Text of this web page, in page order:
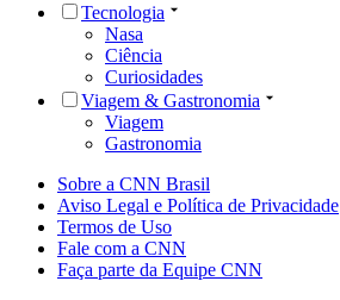
Tecnologia
Nasa
Ciência
Curiosidades
Viagem & Gastronomia
Viagem
Gastronomia
Sobre a CNN Brasil
Aviso Legal e Política de Privacidade
Termos de Uso
Fale com a CNN
Faça parte da Equipe CNN